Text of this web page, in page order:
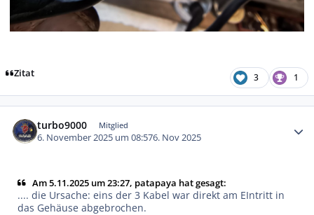
Zitat 3 1
turbo9000 Mitglied
6. November 2025 um 08:576. Nov 2025
Am 5.11.2025 um 23:27, patapaya hat gesagt:
.... die Ursache: eins der 3 Kabel war direkt am EIntritt in
das Gehäuse abgebrochen.